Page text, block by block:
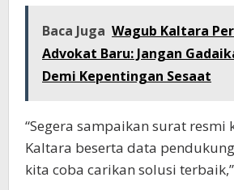
Baca Juga Wagub Kaltara
Advokat Baru: Jangan
Demi Kepentingan Sesaat
“Segera sampaikan surat resmi
Kaltara beserta data
kita coba carikan solusi